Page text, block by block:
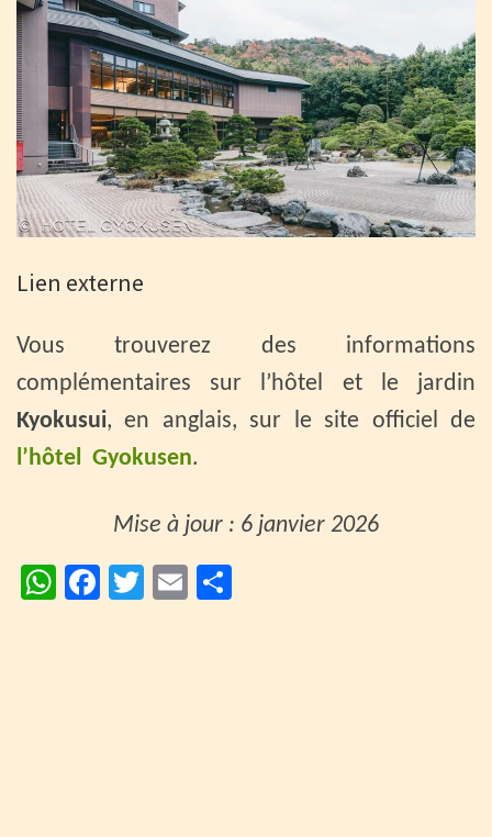
Lien externe
Vous trouverez des informations
complémentaires sur l’hôtel et le jardin
Kyokusui, en anglais, sur le site officiel de
l’hôtel Gyokusen.
Mise à jour : 6 janvier 2026
W Fa T
E